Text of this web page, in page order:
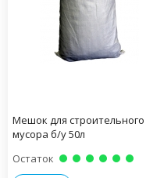
Мешок для строительного
мусора б/у 50л
Остаток